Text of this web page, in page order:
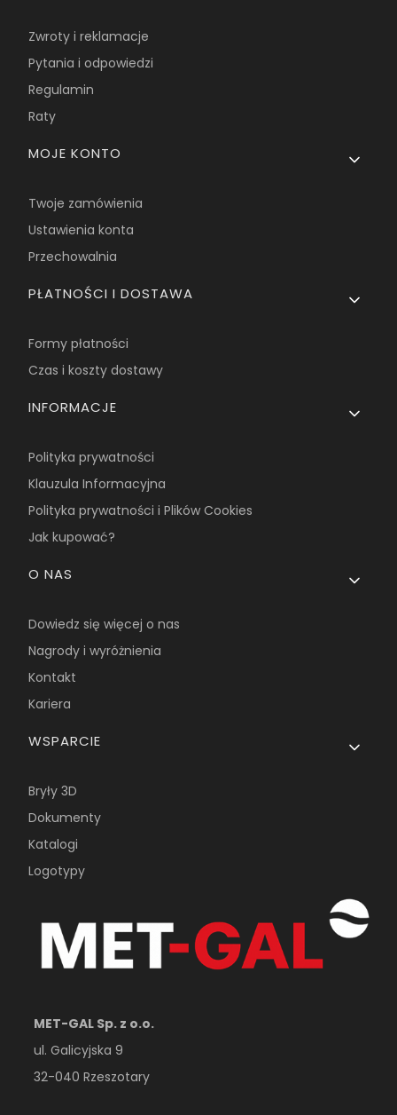
Zwroty i reklamacje
Pytania i odpowiedzi
Regulamin
Raty
MOJE KONTO
Twoje zamówienia
Ustawienia konta
Przechowalnia
PŁATNOŚCI I DOSTAWA
Formy płatności
Czas i koszty dostawy
INFORMACJE
Polityka prywatności
Klauzula Informacyjna
Polityka prywatności i Plików Cookies
Jak kupować?
O NAS
Dowiedz się więcej o nas
Nagrody i wyróżnienia
Kontakt
Kariera
WSPARCIE
Bryły 3D
Dokumenty
Katalogi
Logotypy
MET-GAL Sp. z o.o.
ul. Galicyjska 9
32-040 Rzeszotary